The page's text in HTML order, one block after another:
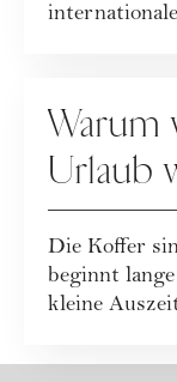
Warum
Urlaub
uns zu
Die Koffer
beginnt
kleine